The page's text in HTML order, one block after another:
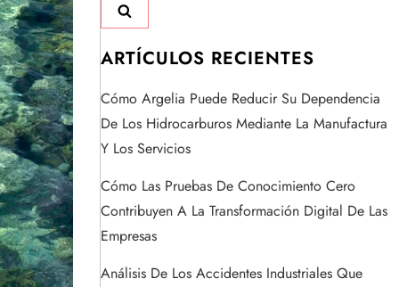
ARTÍCULOS RECIENTES
Cómo Argelia Puede Reducir Su Dependencia
De Los Hidrocarburos Mediante La Manufactura
Y Los Servicios
Cómo Las Pruebas De Conocimiento Cero
Contribuyen A La Transformación Digital De Las
Empresas
Análisis De Los Accidentes Industriales Que